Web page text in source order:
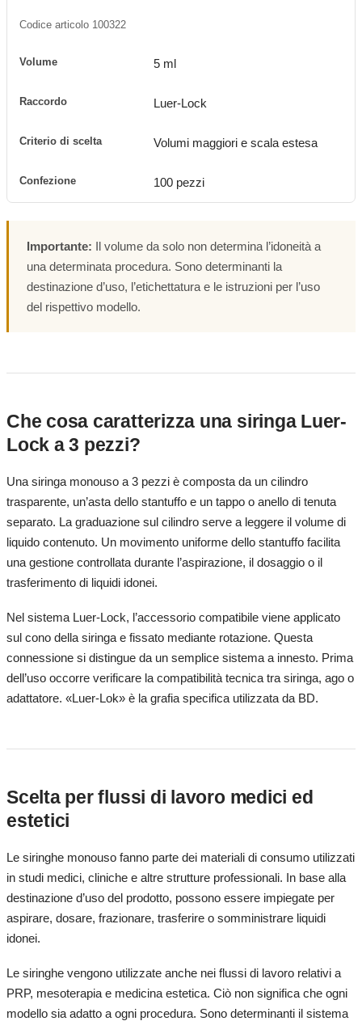
Codice articolo 100322
5 ml
Luer-Lock
Volumi maggiori e scala estesa
100 pezzi
Importante: Il volume da solo non determina l’idoneità a
una determinata procedura. Sono determinanti la
destinazione d’uso, l’etichettatura e le istruzioni per l’uso
del rispettivo modello.
Che cosa caratterizza una siringa Luer-
Lock a 3 pezzi?
Una siringa monouso a 3 pezzi è composta da un cilindro
trasparente, un’asta dello stantuffo e un tappo o anello di tenuta
separato. La graduazione sul cilindro serve a leggere il volume di
liquido contenuto. Un movimento uniforme dello stantuffo facilita
una gestione controllata durante l’aspirazione, il dosaggio o il
trasferimento di liquidi idonei.
Nel sistema Luer-Lock, l’accessorio compatibile viene applicato
sul cono della siringa e fissato mediante rotazione. Questa
connessione si distingue da un semplice sistema a innesto. Prima
dell’uso occorre verificare la compatibilità tecnica tra siringa, ago o
adattatore. «Luer-Lok» è la grafia specifica utilizzata da BD.
Scelta per flussi di lavoro medici ed
estetici
Le siringhe monouso fanno parte dei materiali di consumo utilizzati
in studi medici, cliniche e altre strutture professionali. In base alla
destinazione d’uso del prodotto, possono essere impiegate per
aspirare, dosare, frazionare, trasferire o somministrare liquidi
idonei.
Le siringhe vengono utilizzate anche nei flussi di lavoro relativi a
PRP, mesoterapia e medicina estetica. Ciò non significa che ogni
modello sia adatto a ogni procedura. Sono determinanti il sistema